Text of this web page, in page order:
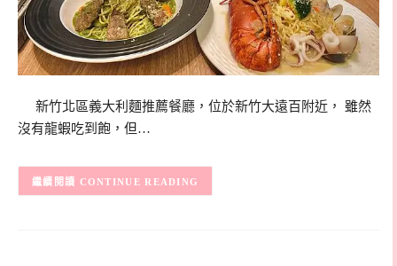
新竹北區義大利麵推薦餐廳，位於新竹大遠百附近， 雖然
沒有龍蝦吃到飽，但…
CONTINUE READING